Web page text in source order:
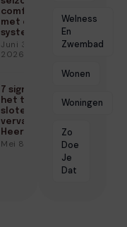
comfort
met één
systeem
Juni 3,
2026
7 signalen dat
het tijd is om je
sloten te
vervangen in
Heerhugowaard
Mei 8, 2026
Welness
En
Zwembad
Wonen
Woningen
Zo
Doe
Je
Dat